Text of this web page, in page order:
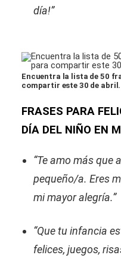
día!”
Encuentra la lista de 50
compartir este 30 de abril.
FRASES PARA
DÍA DEL NIÑO EN
“Te amo más que
pequeño/a. Eres
mi mayor alegría.”
“Que tu infancia
felices, juegos,